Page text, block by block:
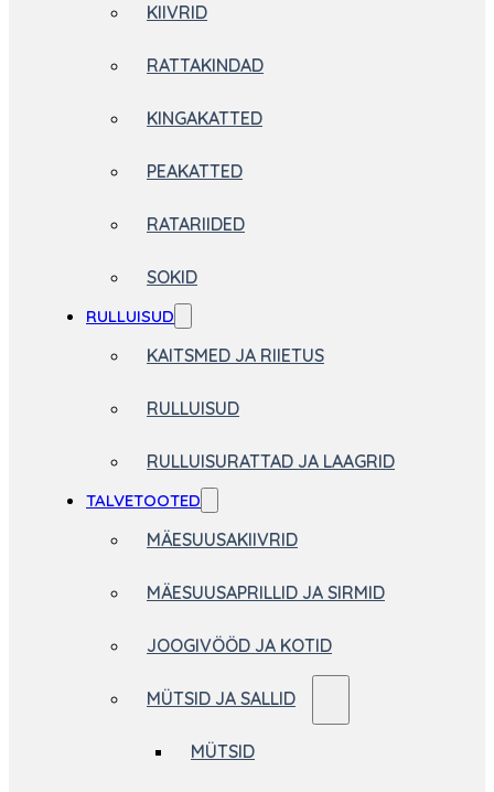
KIIVRID
RATTAKINDAD
KINGAKATTED
PEAKATTED
RATARIIDED
SOKID
RULLUISUD
KAITSMED JA RIIETUS
RULLUISUD
RULLUISURATTAD JA LAAGRID
TALVETOOTED
MÄESUUSAKIIVRID
MÄESUUSAPRILLID JA SIRMID
JOOGIVÖÖD JA KOTID
MÜTSID JA SALLID
MÜTSID